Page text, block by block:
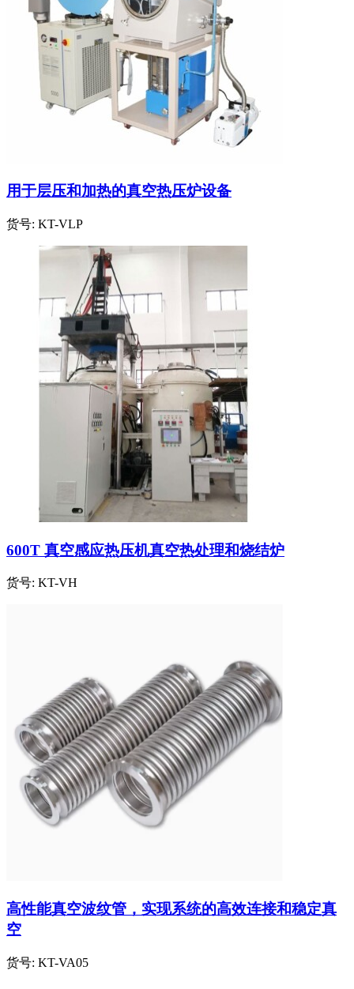
用于层压和加热的真空热压炉设备
货号: KT-VLP
600T 真空感应热压机真空热处理和烧结炉
货号: KT-VH
高性能真空波纹管，实现系统的高效连接和稳定真
空
货号: KT-VA05